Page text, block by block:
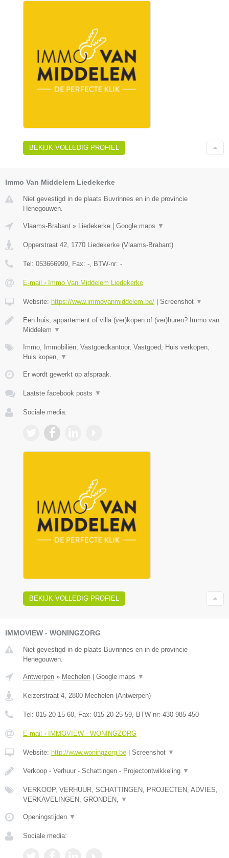
BEKIJK VOLLEDIG PROFIEL
Immo Van Middelem Liedekerke
Niet gevestigd in de plaats Buvrinnes en in de provincie
Henegouwen.
Vlaams-Brabant » Liedekerke Google maps ▼
Opperstraat 42 1770 Liedekerke (Vlaams-Brabant)
Tel: 053666999 , Fax: - , BTW-nr: -
E-mail › Immo Van Middelem Liedekerke
Website: https://www.immovanmiddelem.be/ Screenshot ▼
Een huis, appartement of villa (ver)kopen of (ver)huren? Immo van
Middelem ▼
Immo, Immobiliën, Vastgoedkantoor, Vastgoed, Huis verkopen,
Huis kopen,
▼
Er wordt gewerkt op afspraak.
Laatste facebook posts ▼
Sociale media:
BEKIJK VOLLEDIG PROFIEL
IMMOVIEW - WONINGZORG
Niet gevestigd in de plaats Buvrinnes en in de provincie
Henegouwen.
Antwerpen » Mechelen Google maps ▼
Keizerstraat 4 2800 Mechelen (Antwerpen)
Tel: 015 20 15 60 , Fax: 015 20 25 59 , BTW-nr: 430 985 450
E-mail › IMMOVIEW - WONINGZORG
Website: http://www.woningzorg.be Screenshot ▼
Verkoop - Verhuur - Schattingen - Projectontwikkeling ▼
VERKOOP, VERHUUR, SCHATTINGEN, PROJECTEN, ADVIES,
VERKAVELINGEN, GRONDEN,
▼
Openingstijden ▼
Sociale media: